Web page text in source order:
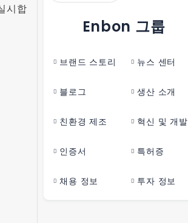
시합
Enbon 그룹
브랜드 스토리 뉴스 센터
블로그 생산 소개
친환경 제조 혁신 및 개발
인증서 특허증
채용 정보 투자 정보